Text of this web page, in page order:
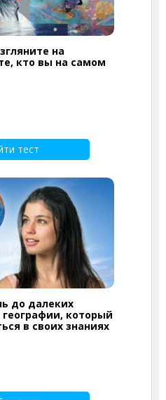
на
кто вы на самом
тест
до далеких
географии, который
в своих знаниях